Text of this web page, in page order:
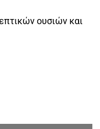
ουσιών και
Pump | Stim-free